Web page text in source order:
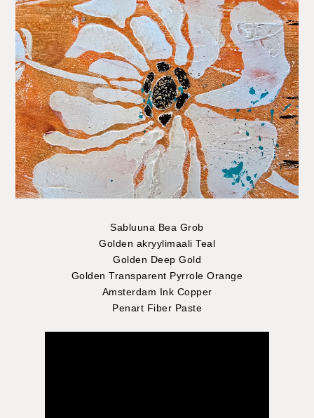
Sabluuna Bea Grob
Golden akryylimaali Teal
Golden Deep Gold
Golden Transparent Pyrrole Orange
Amsterdam Ink Copper
Penart Fiber Paste